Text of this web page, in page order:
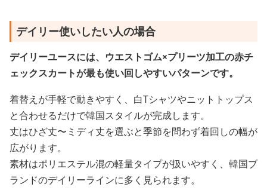
デイリー使いしたい人の場合
デイリーユースには、ウエストゴム×プリーツ加工の赤チ
ェックスカートが最も使い回しやすいパターンです。
着替えが手軽で動きやすく、白Tシャツやニットトップス
と合わせるだけで韓国スタイルが完成します。
丈はひざ丈〜ミディ丈を選ぶと季節を問わず着回しの幅が
広がります。
素材はポリエステル混の軽量タイプが扱いやすく、韓国ブ
ランドのデイリーラインに多く見られます。